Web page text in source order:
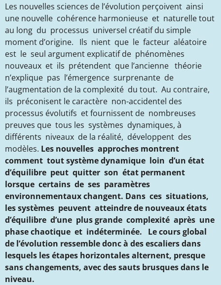
Les nouvelles sciences de l’évolution perçoivent ainsi
une nouvelle cohérence harmonieuse et naturelle tout
au long du processus universel créatif du simple
moment d’origine. Ils nient que le facteur aléatoire
est le seul argument explicatif de phénomènes
nouveaux et ils prétendent que l’ancienne théorie
n’explique pas l’émergence surprenante de
l’augmentation de la complexité du tout. Au contraire,
ils préconisent le caractère non-accidentel des
processus évolutifs et fournissent de nombreuses
preuves que tous les systèmes dynamiques, à
différents niveaux de la réalité, développent des
modèles. Les nouvelles approches montrent
comment tout système dynamique loin d’un état
d’équilibre peut quitter son état permanent
lorsque certains de ses paramètres
environnementaux changent. Dans ces situations,
les systèmes peuvent atteindre de nouveaux états
d’équilibre d’une plus grande complexité après une
phase chaotique et indéterminée.
Le cours global
de l’évolution ressemble donc à des escaliers dans
lesquels les étapes horizontales alternent, presque
sans changements, avec des sauts brusques dans le
niveau.